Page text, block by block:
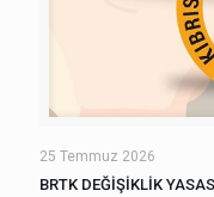
25 Temmuz 2026
BRTK DEĞİŞİKLİK